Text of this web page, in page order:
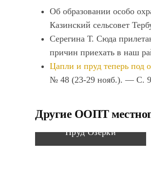
Об образовании особо
Казинский сельсовет
Серегина Т. Сюда
причин приехать в наш
Цапли и пруд теперь под
№ 48 (23-29 нояб.). — С.
Другие ООПТ
Пруд Озерки